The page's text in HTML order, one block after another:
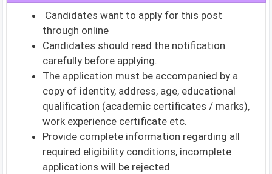
Candidates want to apply for this post
through online
Candidates should read the notification
carefully before applying.
The application must be accompanied by a
copy of identity, address, age, educational
qualification (academic certificates / marks),
work experience certificate etc.
Provide complete information regarding all
required eligibility conditions, incomplete
applications will be rejected